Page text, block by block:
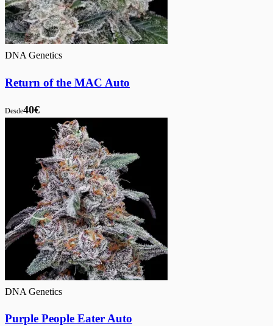
DNA Genetics
Return of the MAC Auto
Desde40€
DNA Genetics
Purple People Eater Auto